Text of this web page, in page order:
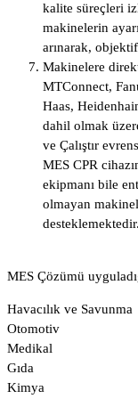
kalite süreçleri
makinelerin
arınarak,
Makinelere
MTConnect,
Haas,
dahil olmak
ve Çalıştır
MES CPR
ekipmanı bile
olmayan
desteklemektedir.
MES Çözümü
Havacılık ve Savunma
Otomotiv
Medikal
Gıda
Kimya